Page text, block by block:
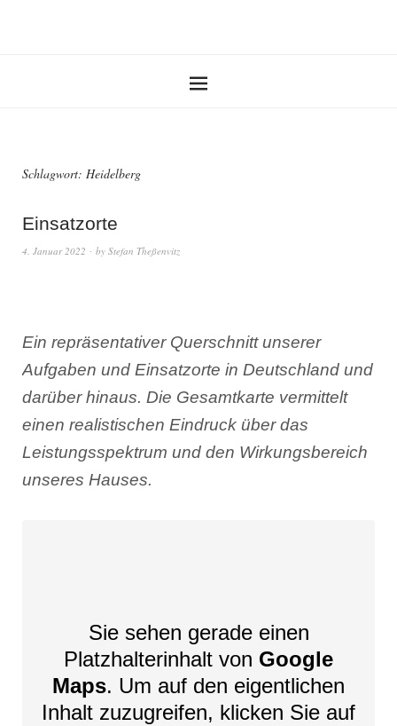
Schlagwort: Heidelberg
Einsatzorte
4. Januar 2022 by Stefan Theßenvitz
Ein repräsentativer Querschnitt unserer
Aufgaben und Einsatzorte in Deutschland und
darüber hinaus. Die Gesamtkarte vermittelt
einen realistischen Eindruck über das
Leistungsspektrum und den Wirkungsbereich
unseres Hauses.
Sie sehen gerade einen
Platzhalterinhalt von Google
Maps. Um auf den eigentlichen
Inhalt zuzugreifen, klicken Sie auf